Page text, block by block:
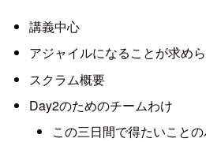
講義中心
アジャイルになることが求め
スクラム概要
Day2のためのチームわけ
この三日間で得たいこと